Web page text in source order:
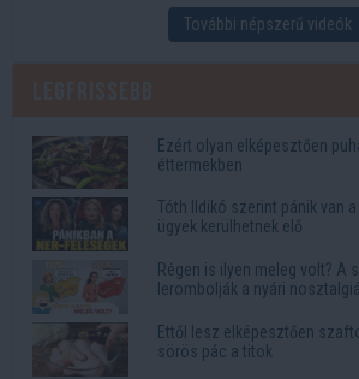
További népszerű videók
Ezért olyan elképesztően
éttermekben
Tóth Ildikó szerint pánik van
ügyek kerülhetnek elő
Régen is ilyen meleg volt? A
lerombolják a nyári
Ettől lesz elképesztően
sörös pác a titok